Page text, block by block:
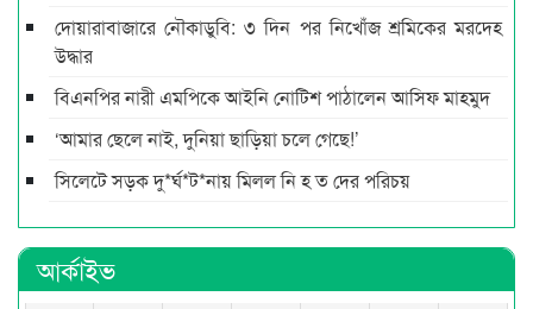
দোয়ারাবাজারে নৌকাডুবি: ৩ দিন পর নিখোঁজ শ্রমিকের মরদেহ
উদ্ধার
বিএনপির নারী এমপিকে আইনি নোটিশ পাঠালেন আসিফ মাহমুদ
‘আমার ছেলে নাই, দুনিয়া ছাড়িয়া চলে গেছে!’
সিলেটে সড়ক দু*র্ঘ*ট*নায় মিলল নি হ ত দের পরিচয়
আর্কাইভ